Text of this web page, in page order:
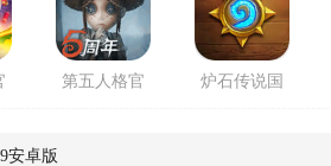
第五人格官
炉石传说国
安卓版